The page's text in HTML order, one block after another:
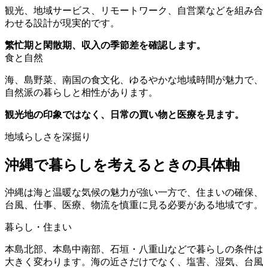
観光、地域サービス、リモートワーク、自営業などを組み合
わせる設計が現実的です。
繁忙期と閑散期、収入の季節差を確認します。
食と自然
海、島野菜、南国の食文化、ゆるやかな地域時間が魅力で、
自然派の暮らしと相性があります。
観光地の印象ではなく、日常の買い物と医療を見ます。
地域らしさを深掘り
沖縄で暮らしを考えるときの具体軸
沖縄は海と温暖な気候の魅力が強い一方で、住まいの確保、
台風、仕事、医療、物流を慎重に見る必要がある地域です。
暮らし・住まい
本島北部、本島中南部、石垣・八重山などで暮らしの条件は
大きく変わります。海の近さだけでなく、塩害、湿気、台風